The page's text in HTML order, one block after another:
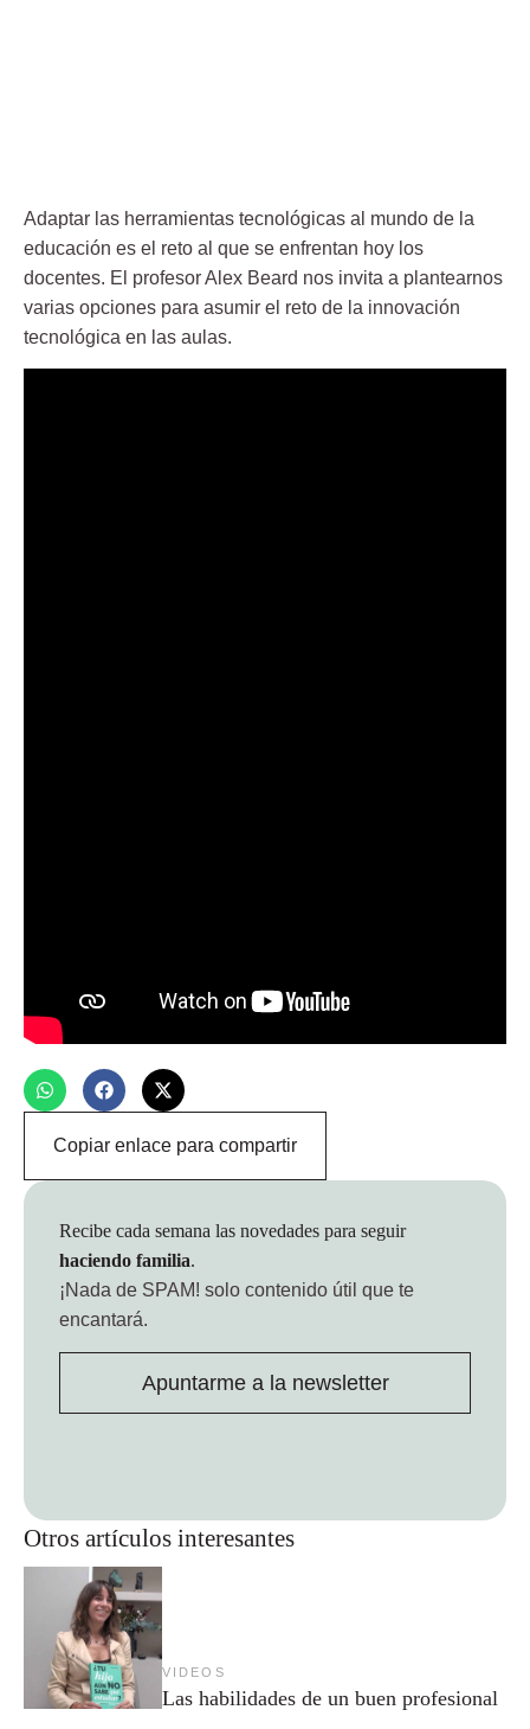
Adaptar las herramientas tecnológicas al mundo de la
educación es el reto al que se enfrentan hoy los
docentes. El profesor Alex Beard nos invita a plantearnos
varias opciones para asumir el reto de la innovación
tecnológica en las aulas.
Copiar enlace para compartir
Otros artículos interesantes
VIDEOS
Las habilidades de un buen profesional
Recibe cada semana las novedades para seguir
haciendo familia.
¡Nada de SPAM! solo contenido útil que te
encantará.
Apuntarme a la newsletter